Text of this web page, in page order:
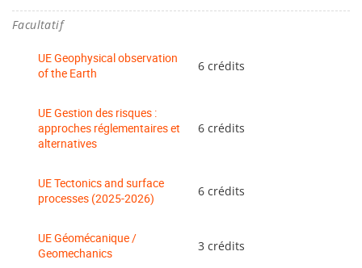
Facultatif
UE Geophysical observation
of the Earth
6 crédits
UE Gestion des risques :
approches réglementaires et
alternatives
6 crédits
UE Tectonics and surface
processes (2025-2026)
6 crédits
UE Géomécanique /
Geomechanics
3 crédits